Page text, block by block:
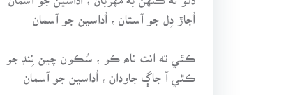
اُجاڙ دِل جو آستان ، اُداسين جو آسمان
ڪٿي ته انت ناھ ڪو ، سُڪون چين نِنڊ جو
ڪٿي آ جاڳ جاودان ، اُداسين جو آسمان